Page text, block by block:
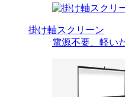
掛け軸スクリーン
電源不要、軽い